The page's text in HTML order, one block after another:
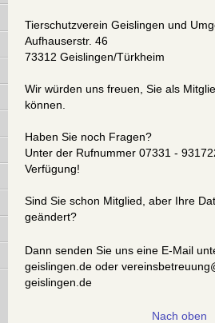
Tierschutzverein Geislingen und
Aufhauserstr. 46
73312 Geislingen/Türkheim
Wir würden uns freuen, Sie als
können.
Haben Sie noch Fragen?
Unter der Rufnummer 07331 -
Verfügung!
Sind Sie schon Mitglied, aber Ihre
geändert?
Dann senden Sie uns eine E-Mail
geislingen.de oder
geislingen.de
Nach oben